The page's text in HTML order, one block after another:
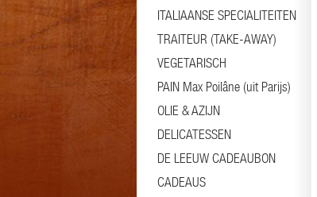
ITALIAANSE SPECIALITEITEN
TRAITEUR (TAKE-AWAY)
VEGETARISCH
PAIN Max Poilâne (uit Parijs)
OLIE & AZIJN
DELICATESSEN
DE LEEUW CADEAUBON
CADEAUS